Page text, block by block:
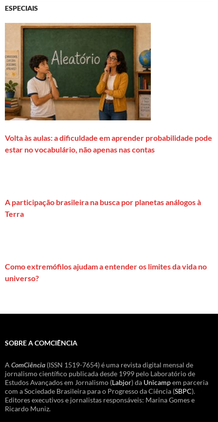
ESPECIAIS
Volta às aulas: a dificuldade em aprender probabilidade pode
estar no vocabulário, não apenas nas contas
A participação brasileira na busca por planetas análogos à
Terra
Como extremófilos ajudam a entender os limites da vida no
universo?
SOBRE A COMCIÊNCIA
A ComCiência (ISSN 1519-7654) é uma revista digital mensal de
jornalismo científico publicada desde 1999 pelo Laboratório de
Estudos Avançados em Jornalismo (Labjor) da Unicampem parceria
com a Sociedade Brasileira para o Progresso da Ciência (SBPC).
Editores executivos e jornalistas responsáveis: Marina Gomes e
Ricardo Muniz.